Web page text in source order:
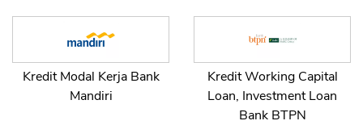
Kredit Modal Kerja Bank
Mandiri
Kredit Working Capital
Loan, Investment Loan
Bank BTPN